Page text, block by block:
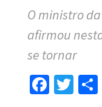
O ministro
afirmou
se tornar